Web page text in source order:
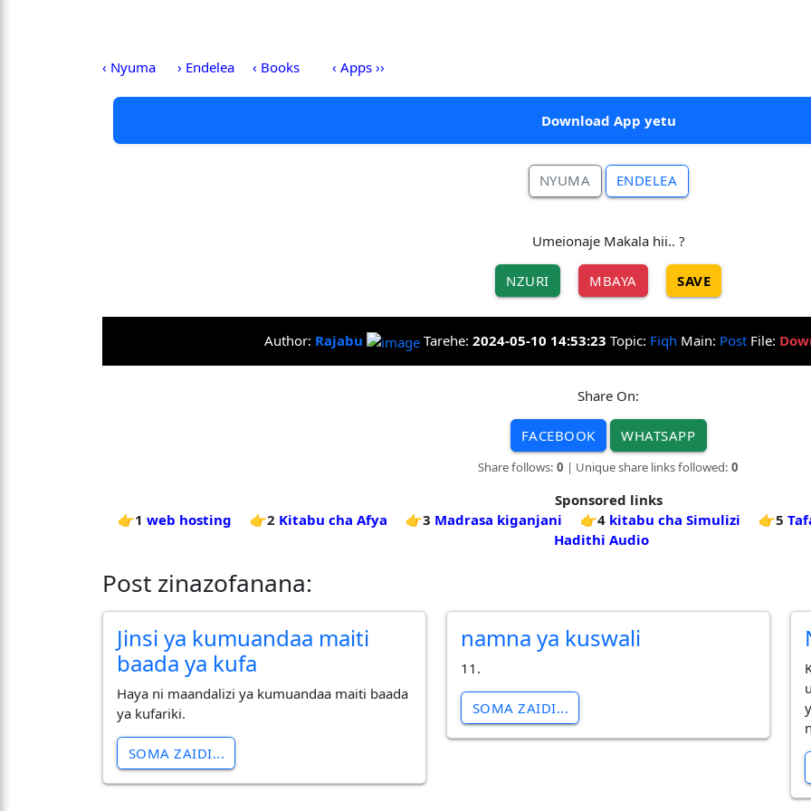
‹ Nyuma › Endelea ‹ Books ‹ Apps ››
Download App yetu
NYUMA ENDELEA
Umeionaje Makala hii.. ?
NZURI MBAYA SAVE
Author: Rajabu Tarehe: 2024-05-10 14:53:23 Topic: Fiqh Main: PostFile:
Share On:
FACEBOOK WHATSAPP
Share follows: 0 | Unique share links followed: 0
Sponsored links
👉1 web hosting 👉2 Kitabu cha Afya 👉3 Madrasa kiganjani 👉4 kitabu cha Simulizi 👉5
Hadithi Audio
Post zinazofanana:
Jinsi ya kumuandaa maiti
baada ya kufa
Haya ni maandalizi ya kumuandaa maiti baada
ya kufariki.
SOMA ZAIDI...
namna ya kuswali
11.
SOMA ZAIDI...